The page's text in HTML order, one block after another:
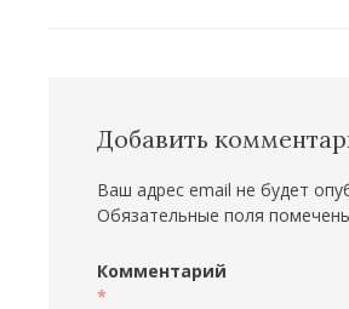
Добавить
Ваш адрес email не будет
Обязательные поля
Комментарий
*